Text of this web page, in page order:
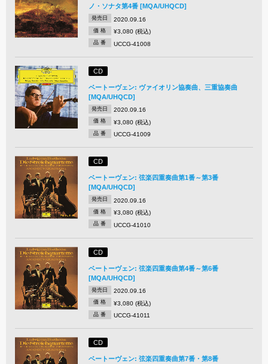
ノ・ソナタ第4番 [MQA/UHQCD]
発売日 2020.09.16
価 格 ¥3,080 (税込)
品 番 UCCG-41008
CD
ベートーヴェン: ヴァイオリン協奏曲、三重協奏曲
[MQA/UHQCD]
発売日 2020.09.16
価 格 ¥3,080 (税込)
品 番 UCCG-41009
CD
ベートーヴェン: 弦楽四重奏曲第1番～第3番
[MQA/UHQCD]
発売日 2020.09.16
価 格 ¥3,080 (税込)
品 番 UCCG-41010
CD
ベートーヴェン: 弦楽四重奏曲第4番～第6番
[MQA/UHQCD]
発売日 2020.09.16
価 格 ¥3,080 (税込)
品 番 UCCG-41011
CD
ベートーヴェン: 弦楽四重奏曲第7番・第8番